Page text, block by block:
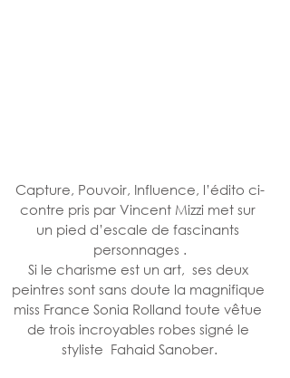
Capture, Pouvoir, Influence, l’édito ci-
contre pris par Vincent Mizzi met sur
un pied d’escale de fascinants
personnages .
Si le charisme est un art,  ses deux
peintres sont sans doute la magnifique
miss France Sonia Rolland toute vêtue
de trois incroyables robes signé le
styliste  Fahaid Sanober.